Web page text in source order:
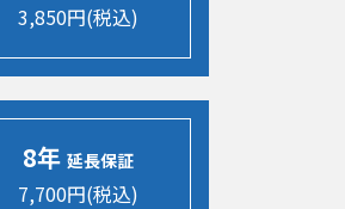
3,850円(税込)
8年 延長保証
7,700円(税込)